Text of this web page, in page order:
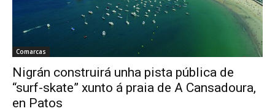
Comarcas
Nigrán construirá unha pista pública de
“surf-skate” xunto á praia de A Cansadoura,
en Patos